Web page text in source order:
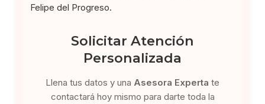
Felipe del Progreso.
Solicitar Atención
Personalizada
Llena tus datos y una Asesora Experta te
contactará hoy mismo para darte toda la